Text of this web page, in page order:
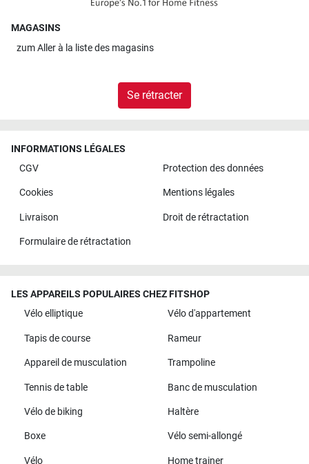
MAGASINS
zumAller à la liste des magasins
Se rétracter
INFORMATIONS LÉGALES
CGV
Protection des données
Cookies Mentions légales
Livraison Droit de rétractation
Formulaire de rétractation
LES APPAREILS POPULAIRES CHEZ FITSHOP
Vélo elliptique
Vélo d'appartement
Tapis de course Rameur
Appareil de musculation Trampoline
Tennis de table Banc de musculation
Vélo de biking Haltère
Boxe Vélo semi-allongé
Vélo Home trainer